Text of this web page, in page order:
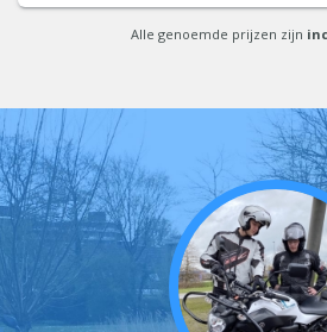
Alle genoemde prijzen zijn